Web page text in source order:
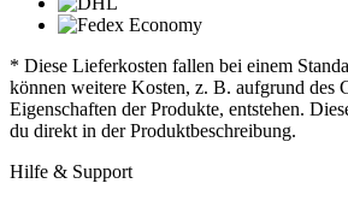
* Diese Lieferkosten fallen bei einem
können weitere Kosten, z. B. aufgrund des
Eigenschaften der Produkte, entstehen.
du direkt in der Produktbeschreibung.
Hilfe & Support